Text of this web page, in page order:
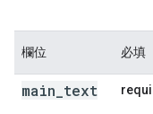
欄位 必填
main text